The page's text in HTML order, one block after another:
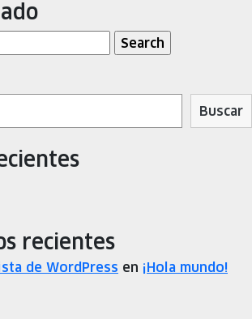
Buscar
recientes
de WordPress en ¡Hola mundo!